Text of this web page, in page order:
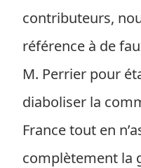
contributeurs,
référence à de
M. Perrier pour
diaboliser la
France tout en
complètement la